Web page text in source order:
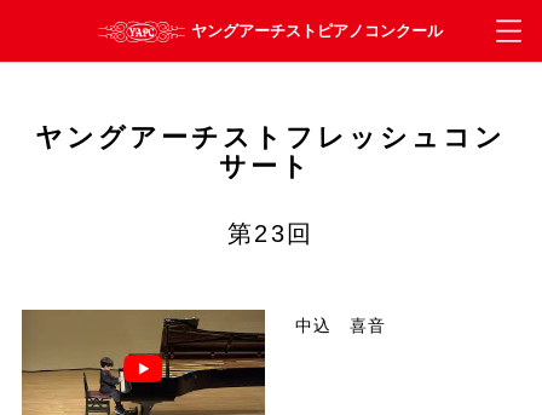
ヤングアーチストフレッシュコン
サート
第23回
中込 喜音